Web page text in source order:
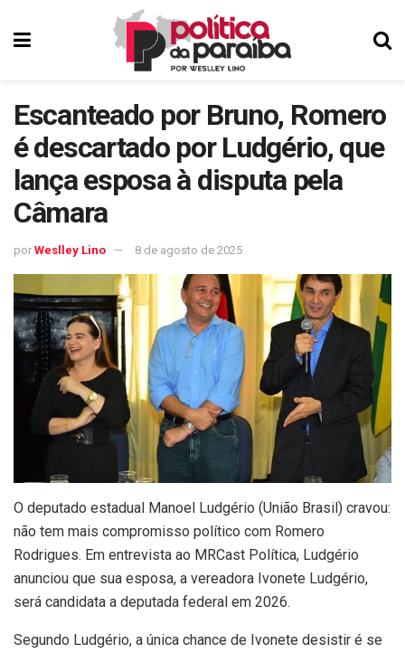
Escanteado por Bruno, Romero
é descartado por Ludgério, que
lança esposa à disputa pela
Câmara
por Weslley Lino 8 de agosto de 2025
O deputado estadual Manoel Ludgério (União Brasil) cravou:
não tem mais compromisso político com Romero
Rodrigues. Em entrevista ao MRCast Política, Ludgério
anunciou que sua esposa, a vereadora Ivonete Ludgério,
será candidata a deputada federal em 2026.
Segundo Ludgério, a única chance de Ivonete desistir é se